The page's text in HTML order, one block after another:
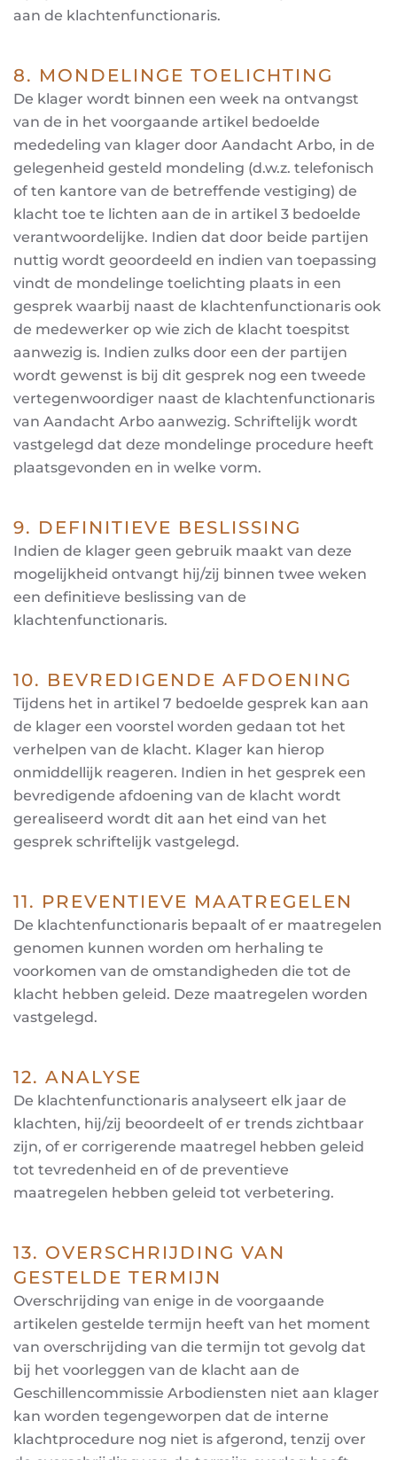
aan de klachtenfunctionaris.
8. MONDELINGE TOELICHTING
De klager wordt binnen een week na ontvangst
van de in het voorgaande artikel bedoelde
mededeling van klager door Aandacht Arbo, in de
gelegenheid gesteld mondeling (d.w.z. telefonisch
of ten kantore van de betreffende vestiging) de
klacht toe te lichten aan de in artikel 3 bedoelde
verantwoordelijke. Indien dat door beide partijen
nuttig wordt geoordeeld en indien van toepassing
vindt de mondelinge toelichting plaats in een
gesprek waarbij naast de klachtenfunctionaris ook
de medewerker op wie zich de klacht toespitst
aanwezig is. Indien zulks door een der partijen
wordt gewenst is bij dit gesprek nog een tweede
vertegenwoordiger naast de klachtenfunctionaris
van Aandacht Arbo aanwezig. Schriftelijk wordt
vastgelegd dat deze mondelinge procedure heeft
plaatsgevonden en in welke vorm.
9. DEFINITIEVE BESLISSING
Indien de klager geen gebruik maakt van deze
mogelijkheid ontvangt hij/zij binnen twee weken
een definitieve beslissing van de
klachtenfunctionaris.
10. BEVREDIGENDE AFDOENING
Tijdens het in artikel 7 bedoelde gesprek kan aan
de klager een voorstel worden gedaan tot het
verhelpen van de klacht. Klager kan hierop
onmiddellijk reageren. Indien in het gesprek een
bevredigende afdoening van de klacht wordt
gerealiseerd wordt dit aan het eind van het
gesprek schriftelijk vastgelegd.
11. PREVENTIEVE MAATREGELEN
De klachtenfunctionaris bepaalt of er maatregelen
genomen kunnen worden om herhaling te
voorkomen van de omstandigheden die tot de
klacht hebben geleid. Deze maatregelen worden
vastgelegd.
12. ANALYSE
De klachtenfunctionaris analyseert elk jaar de
klachten, hij/zij beoordeelt of er trends zichtbaar
zijn, of er corrigerende maatregel hebben geleid
tot tevredenheid en of de preventieve
maatregelen hebben geleid tot verbetering.
13. OVERSCHRIJDING VAN
GESTELDE TERMIJN
Overschrijding van enige in de voorgaande
artikelen gestelde termijn heeft van het moment
van overschrijding van die termijn tot gevolg dat
bij het voorleggen van de klacht aan de
Geschillencommissie Arbodiensten niet aan klager
kan worden tegengeworpen dat de interne
klachtprocedure nog niet is afgerond, tenzij over